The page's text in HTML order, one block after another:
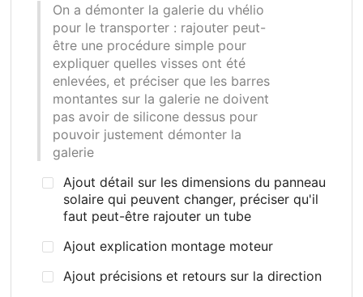
On a démonter la galerie du vhélio
pour le transporter : rajouter peut-
être une procédure simple pour
expliquer quelles visses ont été
enlevées, et préciser que les barres
montantes sur la galerie ne doivent
pas avoir de silicone dessus pour
pouvoir justement démonter la
galerie
Ajout détail sur les dimensions du panneau
solaire qui peuvent changer, préciser qu'il
faut peut-être rajouter un tube
Ajout explication montage moteur
Ajout précisions et retours sur la direction